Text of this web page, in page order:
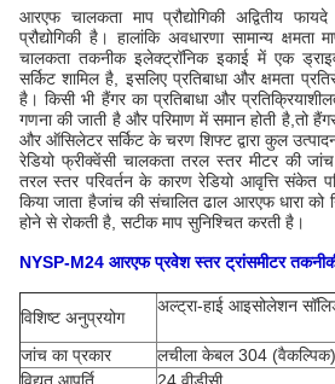
आरएफ चालकता माप प्रौद्योगिकी अद्वितीय
प्रौद्योगिकी है। हालांकि अवधारणा सामान्य
चालकता तकनीक इलेक्ट्रॉनिक इकाई में एक
सर्किट शामिल है, इसलिए प्रतिबाधा और क्षमता
है। किसी भी हैंगर का प्रतिबाधा और
गणना की जाती है और परिमाण में समान होती है,तो
और ऑसिलेटर सर्किट के चरण शिफ्ट द्वारा कुल
रेडियो फ्रीक्वेंसी चालकता तरल स्तर मीटर की
तरल स्तर परिवर्तन के कारण रेडियो आवृत्ति संकेत
किया जाता हैजांच की संचालित ढाल आरएफ धारा को
होने से रोकती है, सटीक माप सुनिश्चित करती है।
NYSP-M24 आरएफ प्रवेश स्तर ट्रांसमीटर तकनीकी
विशिष्ट अनुप्रयोग
अल्ट्रा-हाई आइसोलेशन
जांच का प्रकार
लचीला केबल 304 (वैकल्पिक)